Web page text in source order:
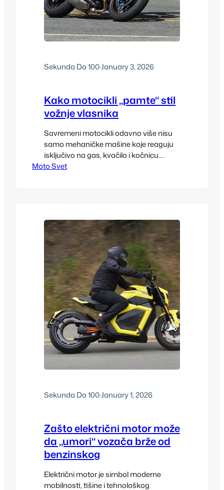
Sekunda Do 100·January 3, 2026
Kako motocikli „pamte“ stil
vožnje vlasnika
Savremeni motocikli odavno više nisu
samo mehaničke mašine koje reaguju
isključivo na gas, kvačilo i kočnicu.
Razvojem elektronike, senzora i
pitanje kako motocikli „pamte“ stil
vožnje i na koji način to utiče…
Moto Svet
Sekunda Do 100·January 1, 2026
Zašto električni motor može
da „umori“ vozača brže od
benzinskog
Električni motor je simbol moderne
mobilnosti, tišine i tehnološkog